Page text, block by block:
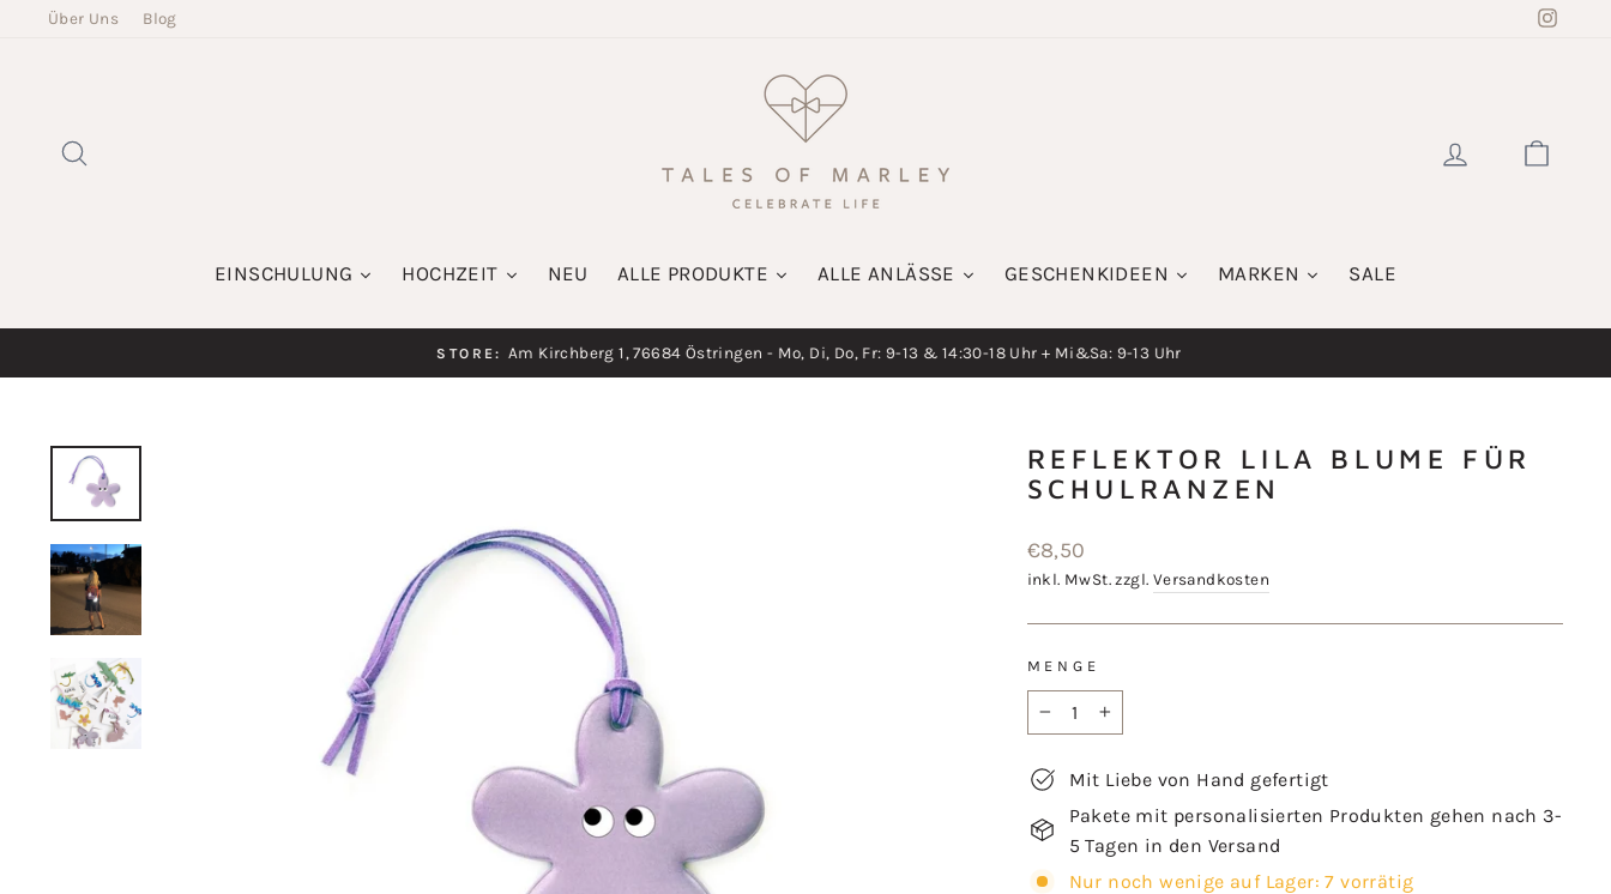
DirektÜber Uns Blog
EINSCHULUNG HOCHZEIT NEU ALLE PRODUKTE ALLE ANLÄSSE GESCHENKIDEEN MARKEN SALE
STORE: Am Kirchberg 1, 76684 Östringen - Mo, Di, Do, Fr: 9-13 & 14:30-18 Uhr + Mi&Sa: 9-13 Uhr
REFLEKTOR LILA BLUME FÜR
SCHULRANZEN
Normaler
Preis
€8,50
inkl. MwSt. zzgl. Versandkosten
MENGE
Mit Liebe von Hand gefertigt
Pakete mit personalisierten Produkten gehen nach 3-
5 Tagen in den Versand
Nur noch wenige auf Lager: 7 vorrätig